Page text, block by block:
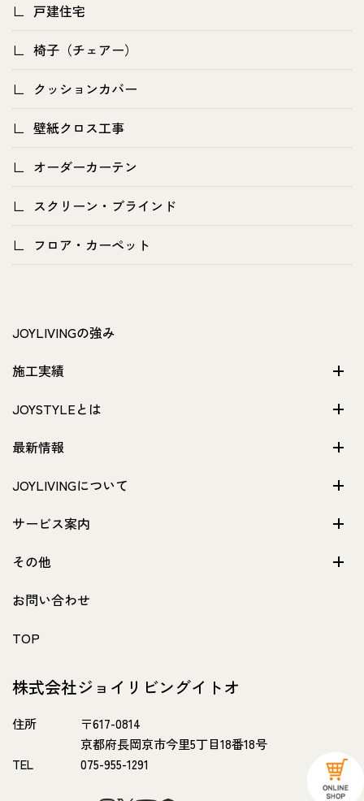
戸建住宅
椅子（チェアー）
クッションカバー
壁紙クロス工事
オーダーカーテン
スクリーン・ブラインド
フロア・カーペット
JOYLIVINGの強み
施工実績
JOYSTYLEとは
最新情報
JOYLIVINGについて
サービス案内
その他
お問い合わせ
TOP
株式会社ジョイリビングイトオ
住所
〒617-0814
京都府長岡京市今里5丁目18番18号
TEL
075-955-1291